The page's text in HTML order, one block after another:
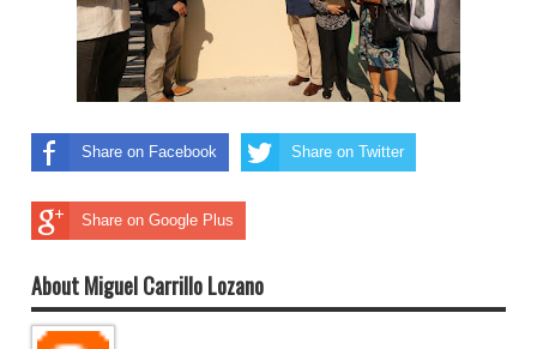
Share on Facebook Share on Twitter
Share on Google Plus
About Miguel Carrillo Lozano